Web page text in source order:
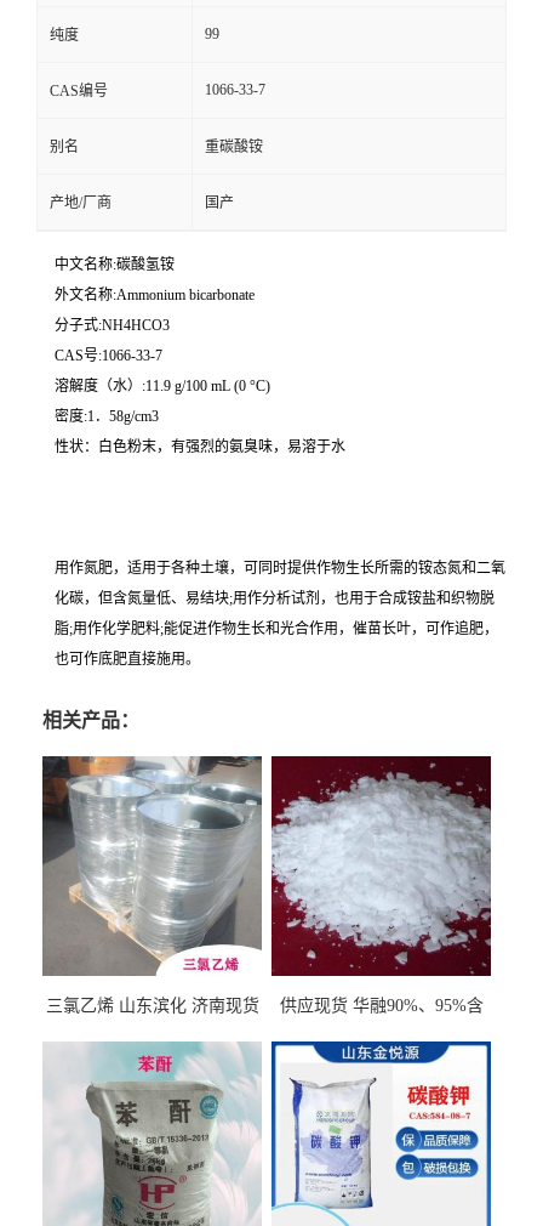
纯度 99
CAS编号 1066-33-7
别名 重碳酸铵
产地/厂商 国产
中文名称:碳酸氢铵
外文名称:Ammonium bicarbonate
分子式:NH4HCO3
CAS号:1066-33-7
溶解度（水）:11.9 g/100 mL (0 °C)
密度:1．58g/cm3
性状：白色粉末，有强烈的氨臭味，易溶于水
用作氮肥，适用于各种土壤，可同时提供作物生长所需的铵态氮和二氧
化碳，但含氮量低、易结块;用作分析试剂，也用于合成铵盐和织物脱
脂;用作化学肥料;能促进作物生长和光合作用，催苗长叶，可作追肥，
也可作底肥直接施用。
相关产品：
三氯乙烯 山东滨化 济南现货
供应现货 华融90%、95%含